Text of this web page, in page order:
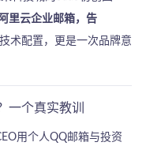
里云企业邮箱，告
术配置，更是一次品牌意
一个真实教训
用个人QQ邮箱与投资